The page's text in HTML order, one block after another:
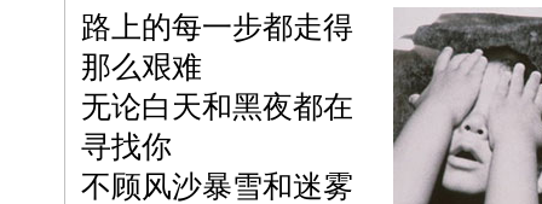
路上的每一步都走得
那么艰难
无论白天和黑夜都在
寻找你
不顾风沙暴雪和迷雾